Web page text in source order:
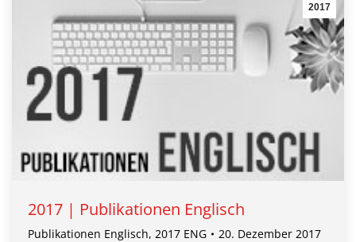
2017
2017 | Publikationen Englisch
Publikationen Englisch, 2017 ENG 20. Dezember 2017